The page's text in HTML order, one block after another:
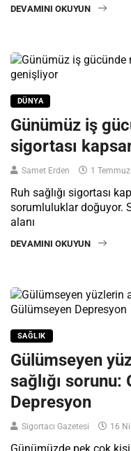
DEVAMINI OKUYUN
DÜNYA
Günümüz iş
sigortası
Samet Erden 1
Ruh sağlığı sigortası
sorumluluklar doğuyor.
alanı
DEVAMINI OKUYUN
SAĞLIK
Gülümseyen
sağlığı sorunu:
Depresyon
Sigortacı Gazetesi 16